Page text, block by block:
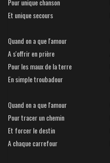
Pour unique chanson
Et unique secours
Quand on a que l'amour
A s'offrir en prière
Pour les maux de la terre
En simple troubadour
Quand on a que l'amour
Pour tracer un chemin
Et forcer le destin
A chaque carrefour